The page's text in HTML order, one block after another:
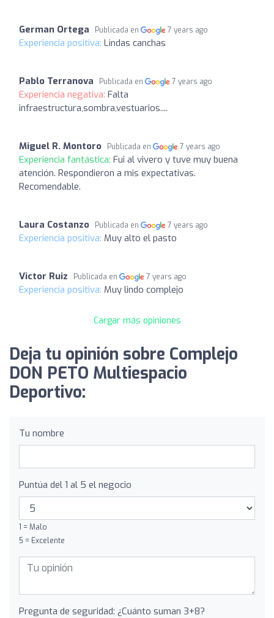
German Ortega Publicada en 7 years ago
Experiencia positiva: Lindas canchas
Pablo Terranova Publicada en 7 years ago
Experiencia negativa: Falta
infraestructura,sombra,vestuarios....
Miguel R. Montoro Publicada en 7 years ago
Experiencia fantástica: Fui al vivero y tuve muy buena
atención. Respondieron a mis expectativas.
Recomendable.
Laura Costanzo Publicada en 7 years ago
Experiencia positiva: Muy alto el pasto
Victor Ruiz Publicada en 7 years ago
Experiencia positiva: Muy lindo complejo
Cargar más opiniones
Deja tu opinión sobre Complejo
DON PETO Multiespacio
Deportivo:
Tu nombre
Puntúa del 1 al 5 el negocio
1 = Malo
5 = Excelente
Pregunta de seguridad: ¿Cuánto suman 3+8?